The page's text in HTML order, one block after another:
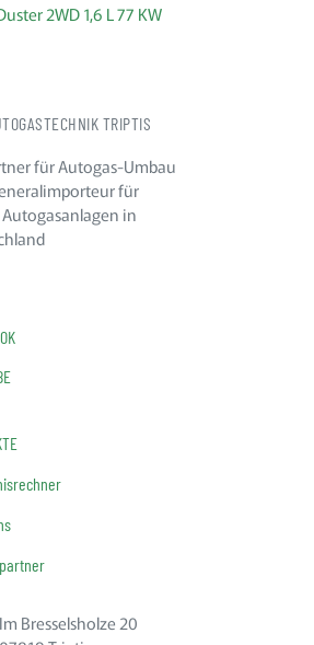
2WD 1,6 L 77 KW
TRIPTIS
für Autogas-Umbau
für
in
Im Bresselsholze 20